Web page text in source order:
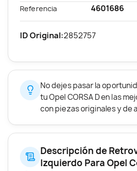
Referencia 4601686
ID Original:2852757
No dejes pasar la
tu Opel CORSA D en las
con piezas originales y de
Descripción de
Izquierdo Para Opel